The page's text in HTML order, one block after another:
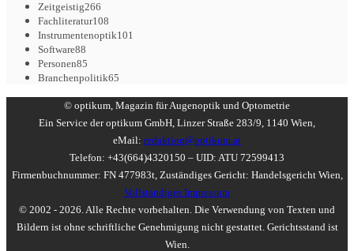
Zeitgeistig266
Fachliteratur108
Instrumentenoptik101
Software88
Personen85
Branchenpolitik65
© optikum, Magazin für Augenoptik und Optometrie
Ein Service der optikum GmbH, Linzer Straße 283/9, 1140 Wien,
eMail: redaktion@optikum.at
Telefon: +43(664)4320150 – UID: ATU 72599413
Firmenbuchnummer: FN 477983t, Zuständiges Gericht: Handelsgericht Wien,
Vollständiges Impressum
© 2002 - 2026. Alle Rechte vorbehalten. Die Verwendung von Texten und
Bildern ist ohne schriftliche Genehmigung nicht gestattet. Gerichtsstand ist
Wien.